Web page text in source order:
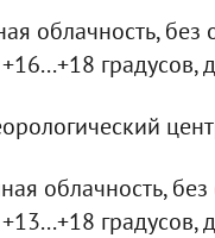
облачность,
градусов,
облачность,
градусов,